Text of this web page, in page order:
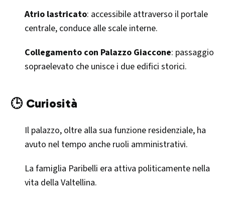
Atrio lastricato: accessibile attraverso il portale
centrale, conduce alle scale interne.
Collegamento con Palazzo Giaccone: passaggio
sopraelevato che unisce i due edifici storici.
🕒 Curiosità
Il palazzo, oltre alla sua funzione residenziale, ha
avuto nel tempo anche ruoli amministrativi.
La famiglia Paribelli era attiva politicamente nella
vita della Valtellina.